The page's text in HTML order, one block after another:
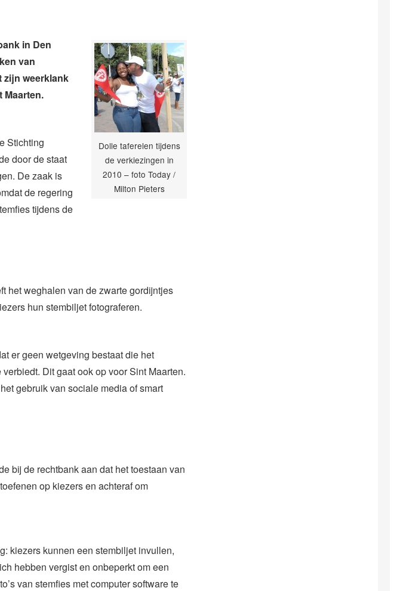
Dolle taferelen tijdens
de verkiezingen in
2010 – foto Today /
Milton Pieters
in Den
van
zijn weerklank
Maarten.
Stichting
door de staat
De zaak is
de regering
tijdens de
het weghalen van de zwarte gordijntjes
hun stembiljet fotograferen.
er geen wetgeving bestaat die het
Dit gaat ook op voor Sint Maarten.
gebruik van sociale media of smart
bij de rechtbank aan dat het toestaan van
op kiezers en achteraf om
kiezers kunnen een stembiljet invullen,
hebben vergist en onbeperkt om een
van stemfies met computer software te